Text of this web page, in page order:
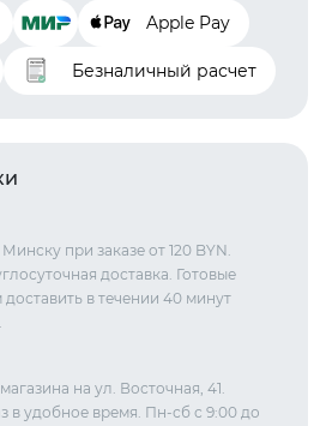
Apple Pay
Безналичный расчет
при заказе от 120 BYN.
доставка. Готовые
в течении 40 минут
на ул. Восточная, 41.
в удобное время. Пн-сб с 9:00 до